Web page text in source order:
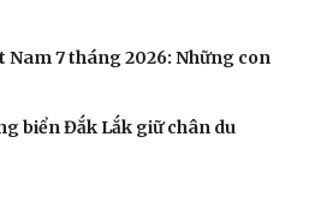
Nam 7 tháng 2026: Những con
biển Đắk Lắk giữ chân du